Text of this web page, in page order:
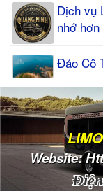
Dịch vụ
nhớ
Đảo Cô
Website: